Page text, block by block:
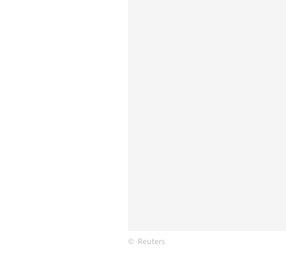
Reuters